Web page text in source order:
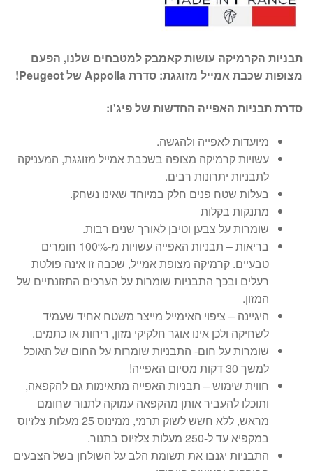
תבניות הקרמיקה עושות קאמבק למטבחים שלנו, הפעם
מצופות שכבת אמייל מזוגגת: סדרת Appolia של Peugeot!
סדרת תבניות האפייה החדשות של פיג'ו:
מיועדות לאפייה ולהגשה.
עשויות קרמיקה מצופה בשכבת אמייל מזוגגת, המעניקה
לתבניות יתרונות רבים.
בעלות שטח פנים חלק במיוחד שאינו נשחק.
מתנקות בקלות
שומרות על צבען וטיבן לאורך שנים רבות.
בריאות – תבניות האפייה עשויות מ-100% חומרים
טבעיים. קרמיקה מצופת אמייל, שכבה זו אינה פולטת
רעלים ובכך התבניות שומרות על הערכים התזונתיים של
המזון.
היגיינה – ציפוי האימייל מייצר משטח אחיד שעמיד
לשחיקה ולכן אינו אוגר חלקיקי מזון, ריחות או כתמים.
שומרות על חום- התבניות שומרות על החום של האוכל
למשך 30 דקות מסיום האפייה!
חווית שימוש – תבניות האפייה מתאימות גם להקפאה,
ותוכלו להעביר אותן מהקפאה עמוקה לתנור שחומם
מראש, ללא חשש לשוק תרמי, ממינוס 25 מעלות צלזיוס
במקפיא עד ל-250 מעלות צלזיוס בתנור.
התבניות יגנבו את תשומת הלב על השולחן בשל הצבעים